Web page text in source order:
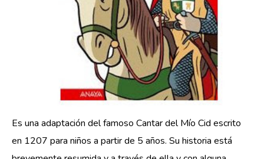
Es una adaptación del famoso Cantar del Mío Cid escrito
en 1207 para niños a partir de 5 años. Su historia está